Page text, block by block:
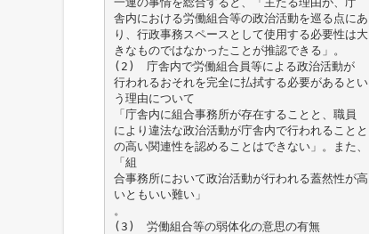
舎内における労働組合等の政治活動を巡る点にあ
り、行政事務スペースとして使用する必要性は大
きなものではなかったことが推認できる」。
(2) 庁舎内で労働組合員等による政治活動が
行われるおそれを完全に払拭する必要があるとい
う理由について
「庁舎内に組合事務所が存在することと、職員
により違法な政治活動が庁舎内で行われることと
の高い関連性を認めることはできない」。また、
「組
合事務所において政治活動が行われる蓋然性が高
いともいい難い」
。
(3) 労働組合等の弱体化の意思の有無